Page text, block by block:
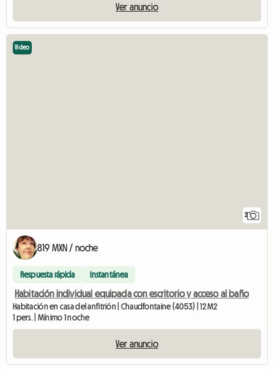
Ver anuncio
2
Video
819 MXN / noche
Respuesta rápida Instantánea
Habitación individual equipada con escritorio y acceso al baño
Habitación en casa del anfitrión | Chaudfontaine (4053) | 12 M2
1 pers. | Mínimo 1 noche
Ver anuncio